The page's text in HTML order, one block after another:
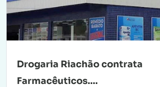
​Drogaria Riachão contrata
Farmacêuticos....